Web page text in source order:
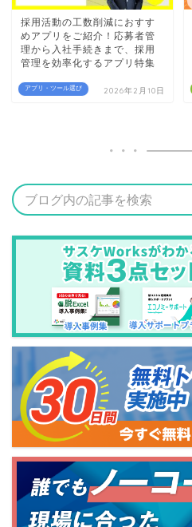
アプリ・ツール選び
採用活動の工数削減におすす
めアプリをご紹介！応募者管
理から入社手続きまで、採用
管理を効率化するアプリ特集
2026年2月10日